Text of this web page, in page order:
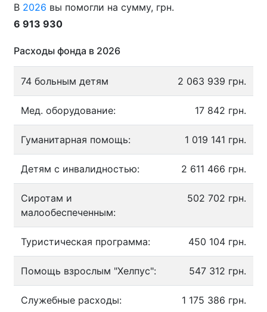
В 2026 вы помогли на сумму, грн.
6 913 930
Расходы фонда в 2026
74 больным детям 2 063 939 грн.
Мед. оборудование: 17 842 грн.
Гуманитарная помощь: 1 019 141 грн.
Детям с инвалидностью: 2 611 466 грн.
Сиротам и
малообеспеченным:
502 702 грн.
Туристическая программа: 450 104 грн.
Помощь взрослым "Хелпус": 547 312 грн.
Служебные расходы: 1 175 386 грн.